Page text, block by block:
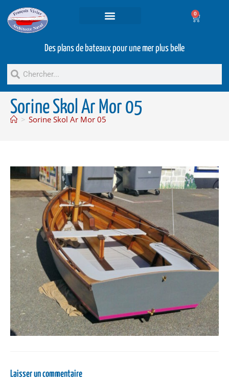
0
Des plans de bateaux pour une mer plus belle
Sorine Skol Ar Mor 05
> Sorine Skol Ar Mor 05
Laisser un commentaire